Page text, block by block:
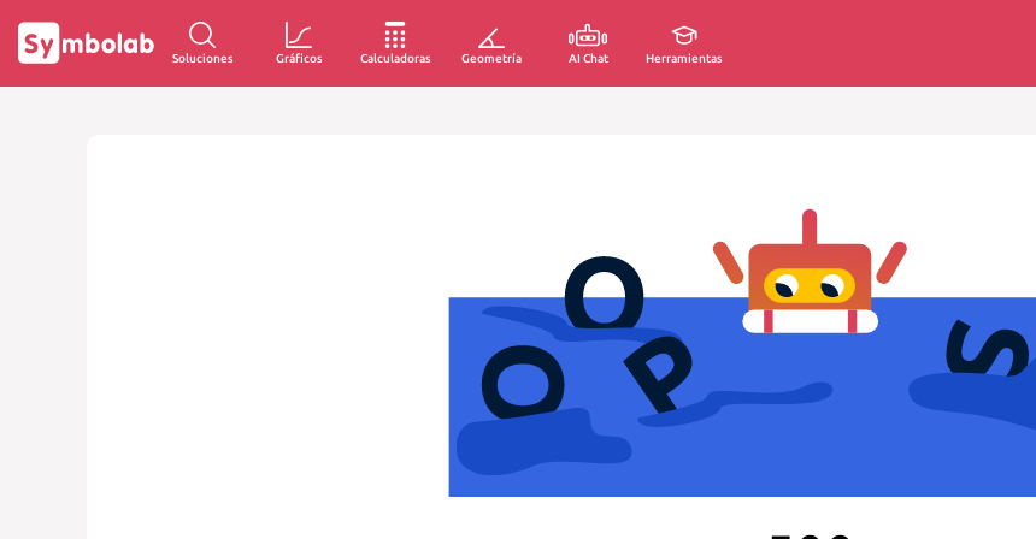
Soluciones Gráficos Calculadoras Geometría AI Chat Herramientas